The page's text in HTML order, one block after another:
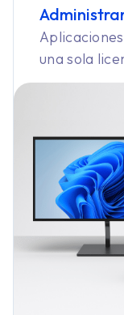
una sola